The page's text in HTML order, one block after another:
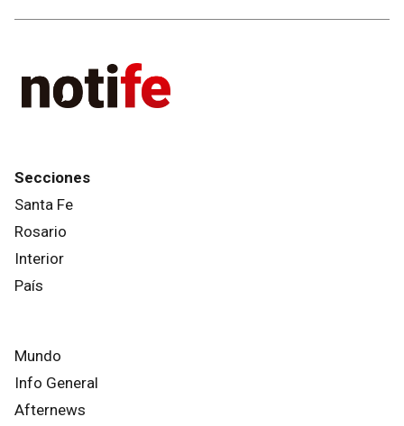
Secciones
Santa Fe
Rosario
Interior
País
Mundo
Info General
Afternews